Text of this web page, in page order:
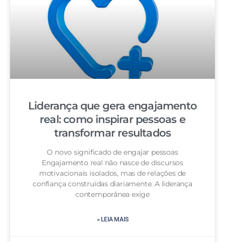
Liderança que gera engajamento
real: como inspirar pessoas e
transformar resultados
O novo significado de engajar pessoas
Engajamento real não nasce de discursos
motivacionais isolados, mas de relações de
confiança construídas diariamente. A liderança
contemporânea exige
» LEIA MAIS